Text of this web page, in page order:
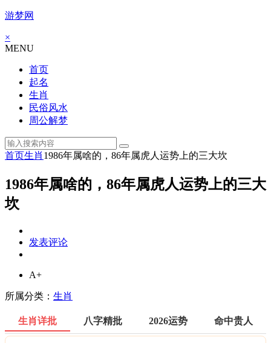
游梦网
×
MENU
首页
起名
生肖
民俗风水
周公解梦
首页生肖 1986年属啥的，86年属虎人运势上的三大坎
1986年属啥的，86年属虎人运势上的三大
坎
发表评论
A+
所属分类： 生肖
生肖详批 八字精批 2026运势 命中贵人